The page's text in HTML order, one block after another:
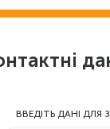
ВВЕДІТЬ ДАНІ ДЛЯ